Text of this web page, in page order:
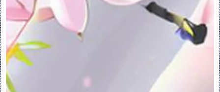
1.单击“模型”(Model) > “工程”
(Engineering) > “指定区域”
(Designated Area)。“指定区域”
(Designated Area) 选项卡打开。
2.通过选择边和曲线的链集来定义指定区域的